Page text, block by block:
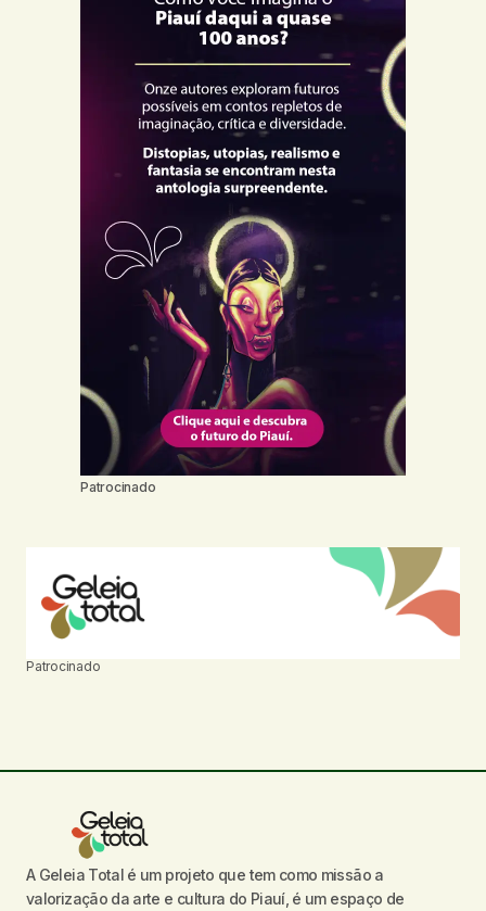
Patrocinado
Patrocinado
A Geleia Total é um projeto que tem como missão a
valorização da arte e cultura do Piauí, é um espaço de